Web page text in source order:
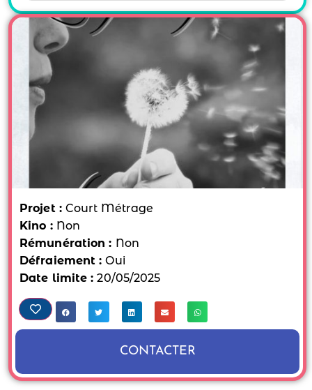
Projet : Court Métrage
Kino : Non
Rémunération : Non
Défraiement :Oui
Date limite :20/05/2025
CONTACTER